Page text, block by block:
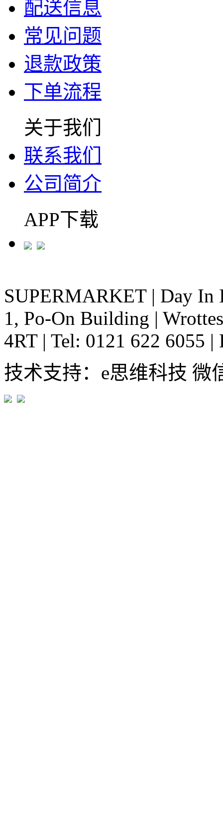
配送信息
常见问题
退款政策
下单流程
关于我们
联系我们
公司简介
APP下载
SUPERMARKET | Day In
1, Po-On Building |
4RT | Tel: 0121 622 6055 |
技术支持：e思维科技 微